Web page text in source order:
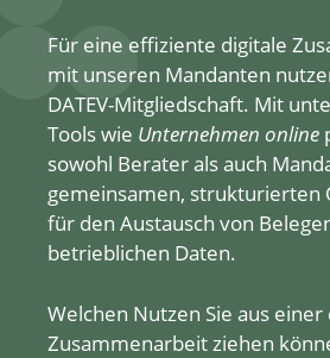
Für eine effiziente digitale
mit unseren Mandanten
DATEV-Mitgliedschaft. Mit
Tools wie Unternehmen online
sowohl Berater als auch
gemeinsamen, strukturierten
für den Austausch von
betrieblichen Daten.
Welchen Nutzen Sie aus einer
Zusammenarbeit ziehen